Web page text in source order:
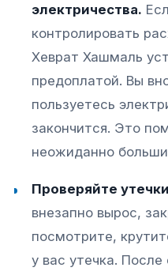
электричества.
контролировать
Хеврат Хашмаль
предоплатой. Вы
пользуетесь
закончится. Это
неожиданно
Проверяйте
внезапно вырос,
посмотрите,
у вас утечка.